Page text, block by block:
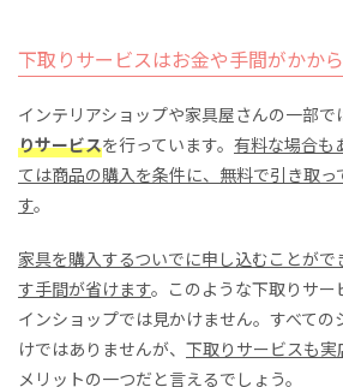
下取りサービスはお金や手間がかか
インテリアショップや家具屋さんの一部で
りサービスを行っています。 有料な場合も
ては商品の購入を条件に、無料で引き取っ
す。
家具を購入するついでに申し込むことが
す手間が省けます。このような下取りサー
インショップでは見かけません。すべての
けではありませんが、 下取りサービスも
メリットの一つだと言えるでしょう。